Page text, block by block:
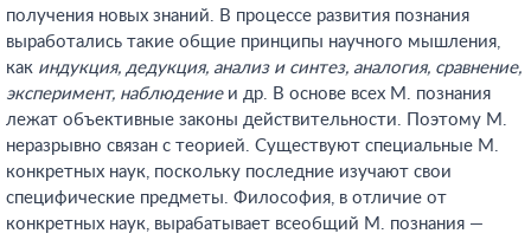
получения новых знаний. В процессе развития познания
выработались такие общие принципы научного мышления,
как индукция, дедукция, анализ и синтез, аналогия, сравнение,
эксперимент, наблюдениеи др. В основе всех М. познания
лежат объективные законы действительности. Поэтому М.
неразрывно связан с теорией. Существуют специальные М.
конкретных наук, поскольку последние изучают свои
специфические предметы. Философия, в отличие от
конкретных наук, вырабатывает всеобщий М. познания —